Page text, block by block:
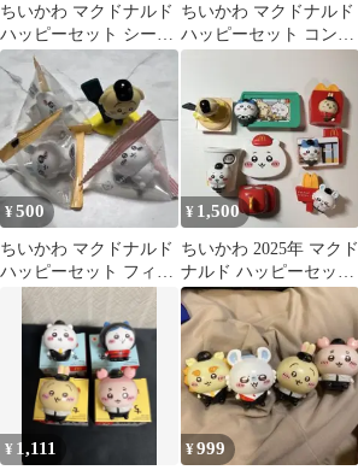
ちいかわ マクドナルド
ハッピーセット シーサ
ー マネージャー
ちいかわ マクドナルド
ハッピーセット コンプ
¥500
ちいかわ マクドナルド
ハッピーセット フィギ
¥ 1,500
ちいかわ 2025年 マクド
ナルド ハッピーセット
全8種コンプリートセッ
ト
¥ 1,111 ¥999